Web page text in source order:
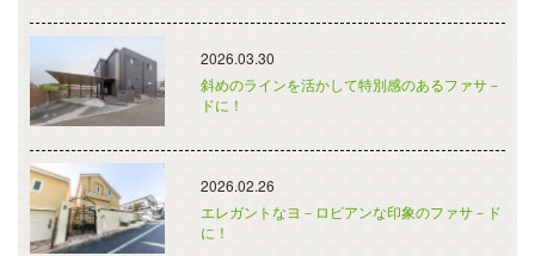
2026.03.30
斜めのラインを活かして特別感のあるファサ－
ドに！
2026.02.26
エレガントなヨ－ロピアンな印象のファサ－ド
に！